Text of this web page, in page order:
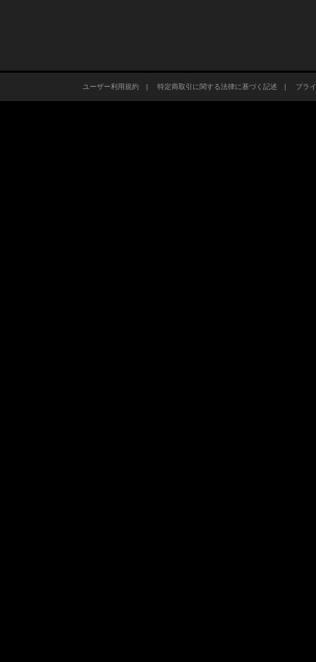
ユーザー利用規約| 特定商取引に関する法律に基づく記述 | プラ